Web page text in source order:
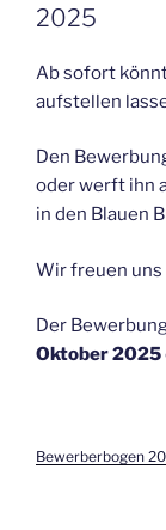
2025
Ab sofort
aufstellen
Den
oder werft ihn
in den Blauen
Wir freuen uns
Der
Oktober 2025
Bewerberbogen